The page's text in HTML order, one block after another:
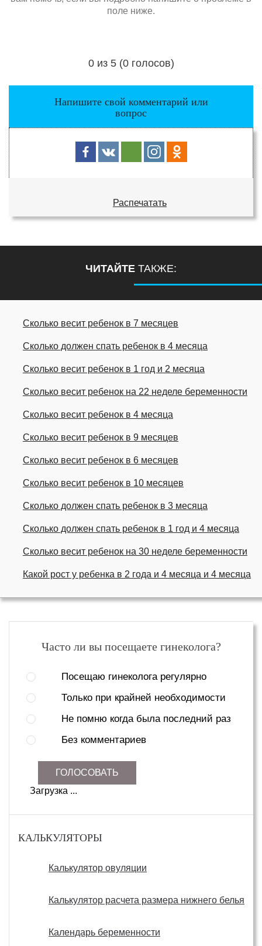
поле ниже.
Загрузка...
0 из 5 (0 голосов)
Напишите свой комментарий или
вопрос
Распечатать
ЧИТАЙТЕ ТАКЖЕ:
Сколько весит ребенок в 7 месяцев
Сколько должен спать ребенок в 4 месяца
Сколько весит ребенок в 1 год и 2 месяца
Сколько весит ребенок на 22 неделе беременности
Сколько весит ребенок в 4 месяца
Сколько весит ребенок в 9 месяцев
Сколько весит ребенок в 6 месяцев
Сколько весит ребенок в 10 месяцев
Сколько должен спать ребенок в 3 месяца
Сколько должен спать ребенок в 1 год и 4 месяца
Сколько весит ребенок на 30 неделе беременности
Какой рост у ребенка в 2 года и 4 месяца и 4 месяца
Часто ли вы посещаете гинеколога?
Посещаю гинеколога регулярно
Только при крайней необходимости
Не помню когда была последний раз
Без комментариев
ГОЛОСОВАТЬ
Загрузка ...
КАЛЬКУЛЯТОРЫ
Калькулятор овуляции
Калькулятор расчета размера нижнего белья
Календарь беременности